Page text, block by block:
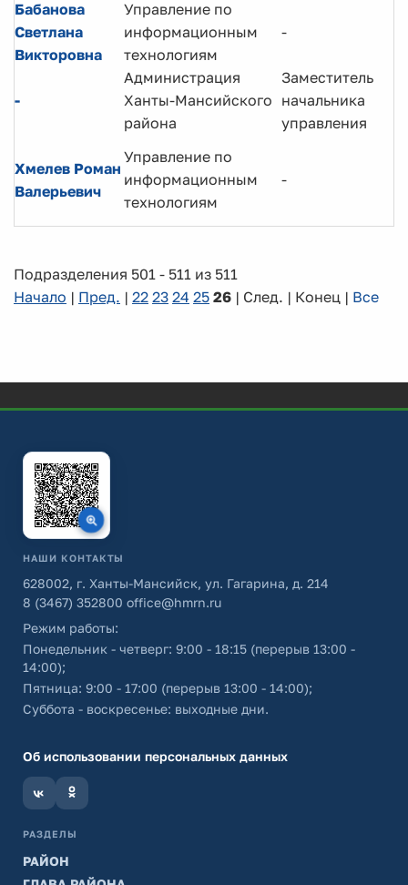
Бабанова
Светлана
Викторовна
Управление по
информационным
технологиям
-
-
Администрация
Ханты-Мансийского
района
Заместитель
начальника
управления
Хмелев Роман
Валерьевич
Управление по
информационным
технологиям
-
Подразделения 501 - 511 из 511
Начало | Пред. | 22 23 24 25 26 | След. | Конец | Все
НАШИ КОНТАКТЫ
628002, г. Ханты-Мансийск, ул. Гагарина, д. 214
8 (3467) 352800 office@hmrn.ru
Режим работы:
Понедельник - четверг: 9:00 - 18:15 (перерыв 13:00 -
14:00);
Пятница: 9:00 - 17:00 (перерыв 13:00 - 14:00);
Суббота - воскресенье: выходные дни.
Об использовании персональных данных
РАЗДЕЛЫ
РАЙОН